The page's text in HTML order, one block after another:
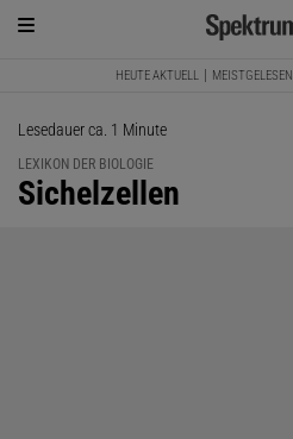
HEUTE AKTUELL MEISTGELESEN
Lesedauer ca. 1 Minute
LEXIKON DER BIOLOGIE
:
Sichelzellen